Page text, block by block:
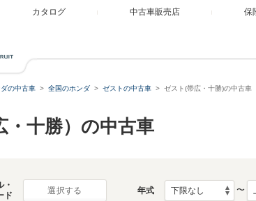
カタログ 中古車販売店 保
ダの中古車 全国のホンダ ゼストの中古車 ゼスト(帯広・十勝)の中古車
十勝）の中古車
・
ド
選択する 年式 〜